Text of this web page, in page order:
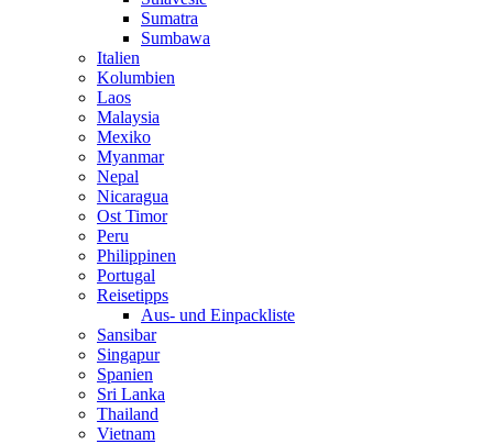
Sumatra
Sumbawa
Italien
Kolumbien
Laos
Malaysia
Mexiko
Myanmar
Nepal
Nicaragua
Ost Timor
Peru
Philippinen
Portugal
Reisetipps
Aus- und Einpackliste
Sansibar
Singapur
Spanien
Sri Lanka
Thailand
Vietnam